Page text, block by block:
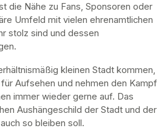
die Nähe zu Fans, Sponsoren oder
Umfeld mit vielen ehrenamtlichen
stolz sind und dessen
kleinen Stadt kommen,
Aufsehen und nehmen den Kampf
immer wieder gerne auf. Das
Aushängeschild der Stadt und der
so bleiben soll.